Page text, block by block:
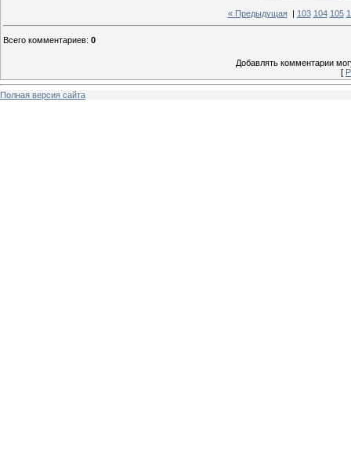
« Предыдущая| 103 104 105
Всего комментариев: 0
Добавлять комментарии
[
Полная версия сайта